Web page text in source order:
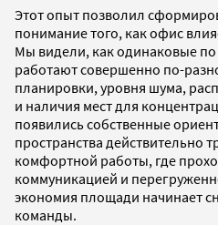
Этот опыт позволил
понимание того, как офис
Мы видели, как одинаковые
работают совершенно по-
планировки, уровня шума,
и наличия мест для
появились собственные
пространства действительно
комфортной работы, где
коммуникацией и
экономия площади начинает
команды.